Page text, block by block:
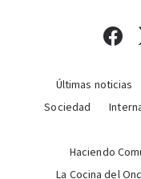
Últimas noticias
Sociedad
Haciendo
La Cocina del